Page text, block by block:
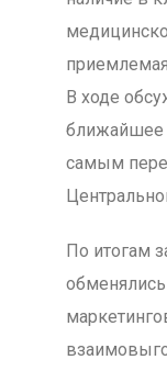
В ходе
ближайшее
самым
По итогам